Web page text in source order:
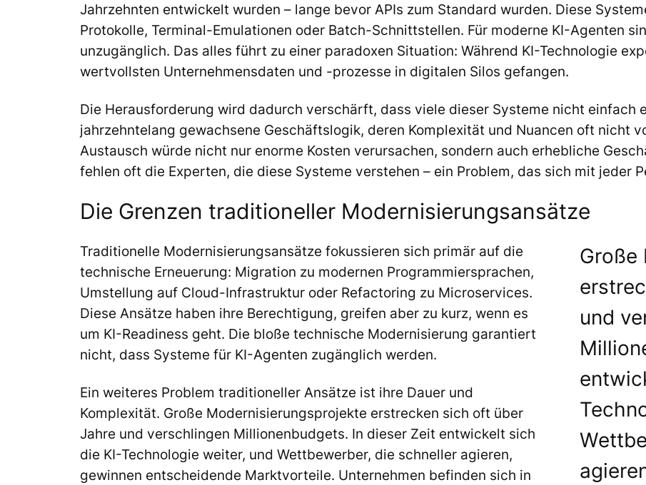
Jahrzehnten entwickelt wurden – lange bevor APIs zum Standard wurden. Diese
Protokolle, Terminal-Emulationen oder Batch-Schnittstellen. Für moderne KI-Agenten
unzugänglich. Das alles führt zu einer paradoxen Situation: Während KI-Technologie
wertvollsten Unternehmensdaten und -prozesse in digitalen Silos gefangen.
Die Herausforderung wird dadurch verschärft, dass viele dieser Systeme nicht einfach
jahrzehntelang gewachsene Geschäftslogik, deren Komplexität und Nuancen oft nicht
Austausch würde nicht nur enorme Kosten verursachen, sondern auch erhebliche
fehlen oft die Experten, die diese Systeme verstehen – ein Problem, das sich mit jeder
Die Grenzen traditioneller Modernisierungsansätze
Große
und
Traditionelle Modernisierungsansätze fokussieren sich primär auf die
technische Erneuerung: Migration zu modernen Programmiersprachen,
Umstellung auf Cloud-Infrastruktur oder Refactoring zu Microservices.
Diese Ansätze haben ihre Berechtigung, greifen aber zu kurz, wenn es
um KI-Readiness geht. Die bloße technische Modernisierung garantiert
nicht, dass Systeme für KI-Agenten zugänglich werden.
Ein weiteres Problem traditioneller Ansätze ist ihre Dauer und
Komplexität. Große Modernisierungsprojekte erstrecken sich oft über
Jahre und verschlingen Millionenbudgets. In dieser Zeit entwickelt sich
die KI-Technologie weiter, und Wettbewerber, die schneller agieren,
gewinnen entscheidende Marktvorteile. Unternehmen befinden sich in